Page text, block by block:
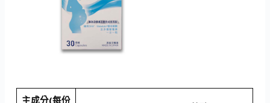
主成分(每份